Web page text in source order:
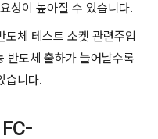
성이 높아질 수 있습니다.
도체 테스트 소켓 관련주입
반도체 출하가 늘어날수록
습니다.
FC-